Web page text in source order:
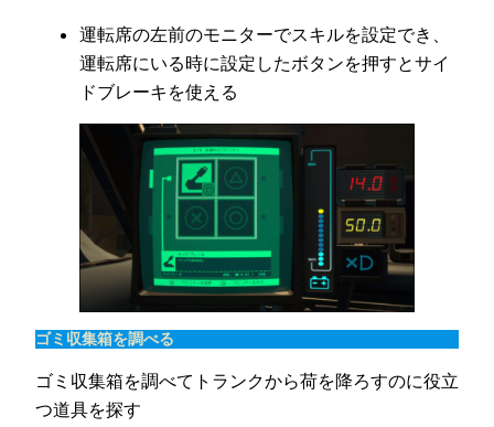
運転席の左前のモニターでスキルを設定でき、
運転席にいる時に設定したボタンを押すとサイ
ドブレーキを使える
ゴミ収集箱を調べる
ゴミ収集箱を調べてトランクから荷を降ろすのに役立
つ道具を探す